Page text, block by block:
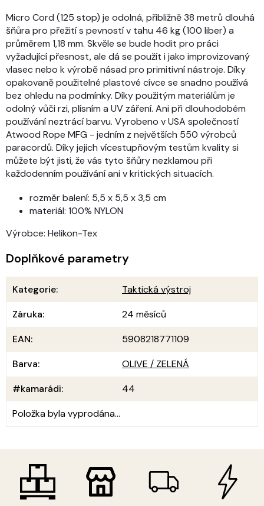
Micro Cord (125 stop) je odolná, přibližně 38 metrů dlouhá
šňůra pro přežití s pevností v tahu 46 kg (100 liber) a
průměrem 1,18 mm. Skvěle se bude hodit pro práci
vyžadující přesnost, ale dá se použít i jako improvizovaný
vlasec nebo k výrobě násad pro primitivní nástroje. Díky
opakovaně použitelné plastové cívce se snadno používá
bez ohledu na podmínky. Díky použitým materiálům je
odolný vůči rzi, plísním a UV záření. Ani při dlouhodobém
používání neztrácí barvu. Vyrobeno v USA společností
Atwood Rope MFG - jedním z největších 550 výrobců
paracordů. Díky jejich vícestupňovým testům kvality si
můžete být jisti, že vás tyto šňůry nezklamou při
každodenním používání ani v kritických situacích.
rozměr balení: 5,5 x 5,5 x 3,5 cm
materiál: 100% NYLON
Výrobce: Helikon-Tex
Doplňkové parametry
Kategorie:
Taktická výstroj
Záruka:
24 měsíců
EAN:
5908218771109
Barva:
OLIVE / ZELENÁ
#kamarádi:
44
Položka byla vyprodána…